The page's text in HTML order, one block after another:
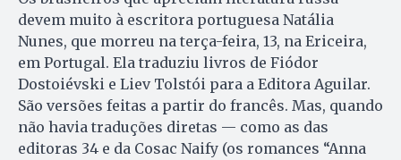
devem muito à escritora portuguesa Natália
Nunes, que morreu na terça-feira, 13, na Ericeira,
em Portugal. Ela traduziu livros de Fiódor
Dostoiévski e Liev Tolstói para a Editora Aguilar.
São versões feitas a partir do francês. Mas, quando
não havia traduções diretas — como as das
editoras 34 e da Cosac Naify (os romances “Anna